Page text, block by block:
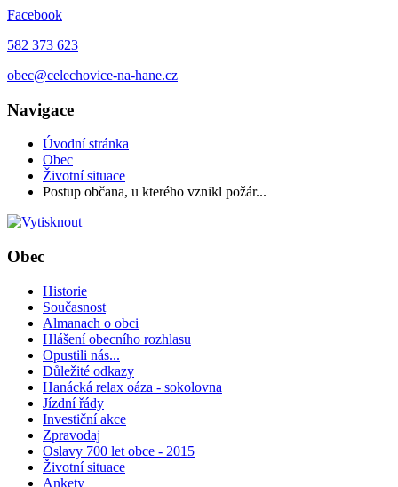
Facebook
582 373 623
obec@celechovice-na-hane.cz
Navigace
Úvodní stránka
Obec
Životní situace
Postup občana, u kterého vznikl požár...
Obec
Historie
Současnost
Almanach o obci
Hlášení obecního rozhlasu
Opustili nás...
Důležité odkazy
Hanácká relax oáza - sokolovna
Jízdní řády
Investiční akce
Zpravodaj
Oslavy 700 let obce - 2015
Životní situace
Ankety